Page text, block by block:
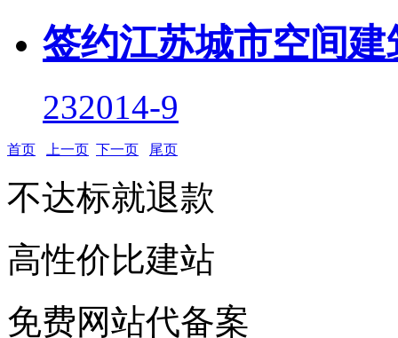
签约江苏城市空间
232014-9
首页 上一页 下一页 尾页
不达标就退款
高性价比建站
免费网站代备案